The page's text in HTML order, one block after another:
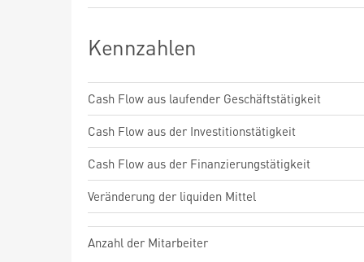
Kennzahlen
Cash Flow aus laufender Geschäftstätigkeit
Cash Flow aus der Investitionstätigkeit
Cash Flow aus der Finanzierungstätigkeit
Veränderung der liquiden Mittel
Anzahl der Mitarbeiter